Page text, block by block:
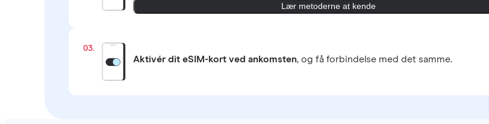
Lær metoderne at kende
03.
Aktivér dit eSIM-kort ved ankomsten, og få forbindelse med det samme.